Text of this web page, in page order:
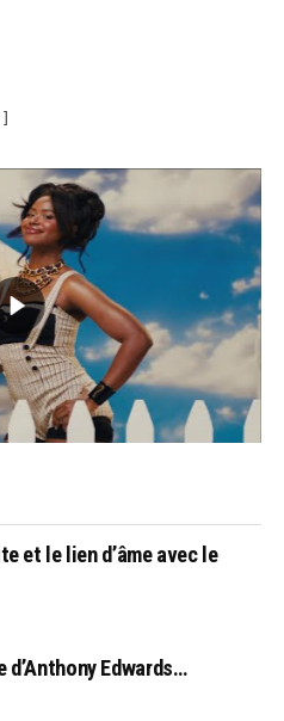
et le lien d’âme avec le
d’Anthony Edwards…